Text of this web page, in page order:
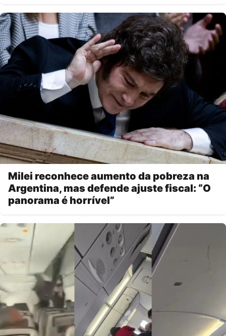
Milei reconhece aumento da pobreza na
Argentina, mas defende ajuste fiscal: “O
panorama é horrível”